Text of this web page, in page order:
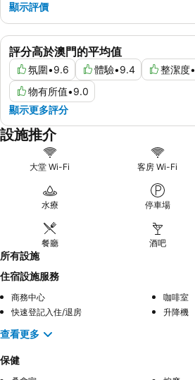
評分高於澳門的平均值
氛圍•9.6 體驗•9.4 整潔度•
物有所值•9.0
顯示更多評分
顯示評價
設施推介
大堂 Wi-Fi 客房 Wi-Fi
水療 停車場
餐廳 酒吧
所有設施
住宿設施服務
商務中心
咖啡室
快速登記入住/退房
升降機
查看更多
保健